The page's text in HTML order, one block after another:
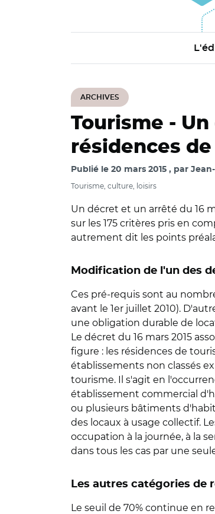
ARCHIVES
Tourisme -
résidences
Publié le 20 mars 2015 par
Tourisme, culture, loisirs
Un décret et un arrêté du 16
sur les 175 critères pris en
autrement dit les points
Modification de l'un des
Ces pré-requis sont au
avant le 1er juillet 2010).
une obligation durable de
Le décret du 16 mars 2015
figure : les résidences de
établissements non classés
tourisme. Il s'agit en
établissement commercial
ou plusieurs bâtiments
des locaux à usage collectif.
occupation à la journée, à la
dans tous les cas par une
Les autres catégories de
Le seuil de 70% continue en